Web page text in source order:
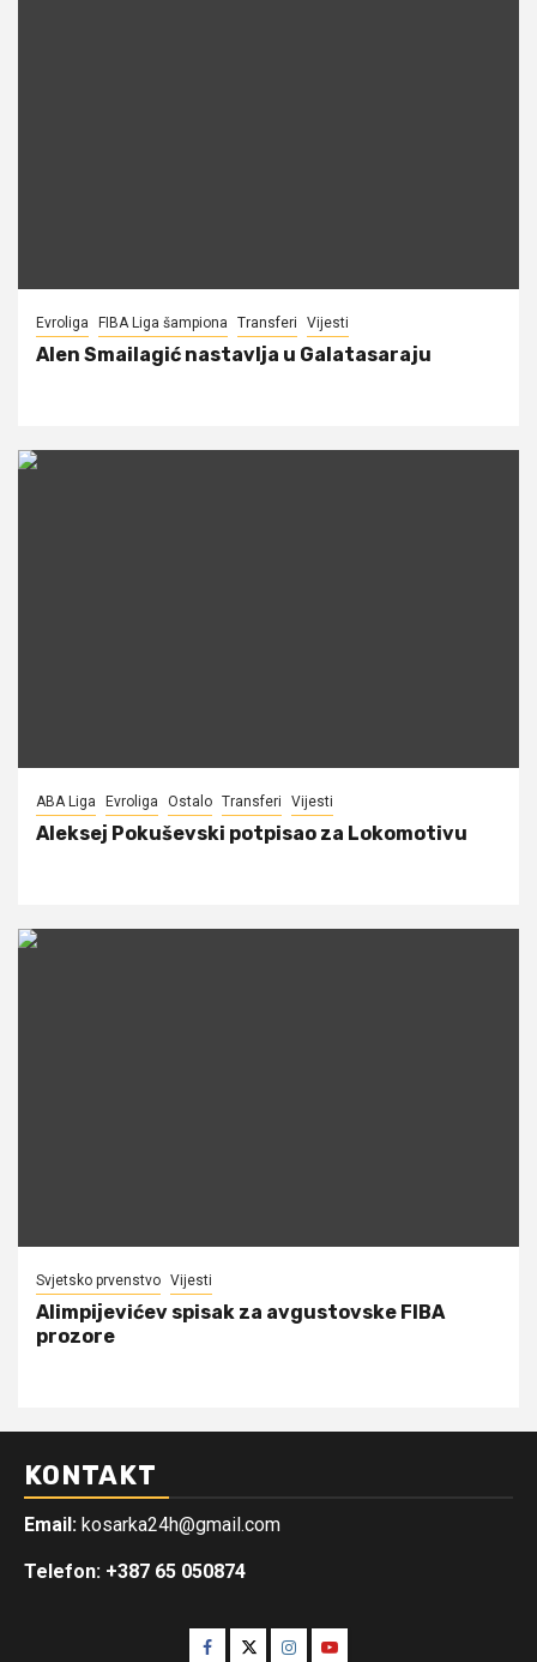
Evroliga FIBA Liga šampiona Transferi Vijesti
Alen Smailagić nastavlja u Galatasaraju
ABA Liga Evroliga Ostalo Transferi Vijesti
Aleksej Pokuševski potpisao za Lokomotivu
Svjetsko prvenstvo Vijesti
Alimpijevićev spisak za avgustovske FIBA
prozore
KONTAKT
Email: kosarka24h@gmail.com
Telefon: +387 65 050874
Facebook
TwitterInstagram
Youtube